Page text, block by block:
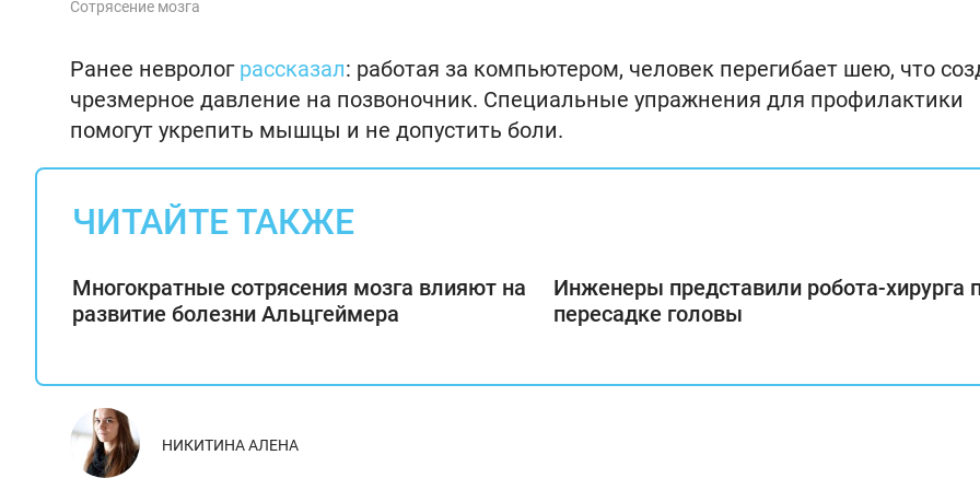
Сотрясение мозга
Ранее невролог рассказал: работая за компьютером, человек перегибает шею, что
чрезмерное давление на позвоночник. Специальные упражнения для профилактики
помогут укрепить мышцы и не допустить боли.
ЧИТАЙТЕ ТАКЖЕ
Многократные сотрясения мозга влияют на
развитие болезни Альцгеймера
Инженеры представили робота-хирурга
пересадке головы
НИКИТИНА АЛЕНА